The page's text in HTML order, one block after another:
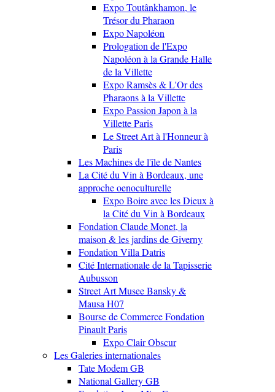
Expo Toutânkhamon, le
Trésor du Pharaon
Expo Napoléon
Prologation de l'Expo
Napoléon à la Grande Halle
de la Villette
Expo Ramsès & L'Or des
Pharaons à la Villette
Expo Passion Japon à la
Villette Paris
Le Street Art à l'Honneur à
Paris
Les Machines de l'île de Nantes
La Cité du Vin à Bordeaux, une
approche oenoculturelle
Expo Boire avec les Dieux à
la Cité du Vin à Bordeaux
Fondation Claude Monet, la
maison & les jardins de Giverny
Fondation Villa Datris
Cité Internationale de la Tapisserie
Aubusson
Street Art Musee Bansky &
Mausa H07
Bourse de Commerce Fondation
Pinault Paris
Expo Clair Obscur
Les Galeries internationales
Tate Modem GB
National Gallery GB